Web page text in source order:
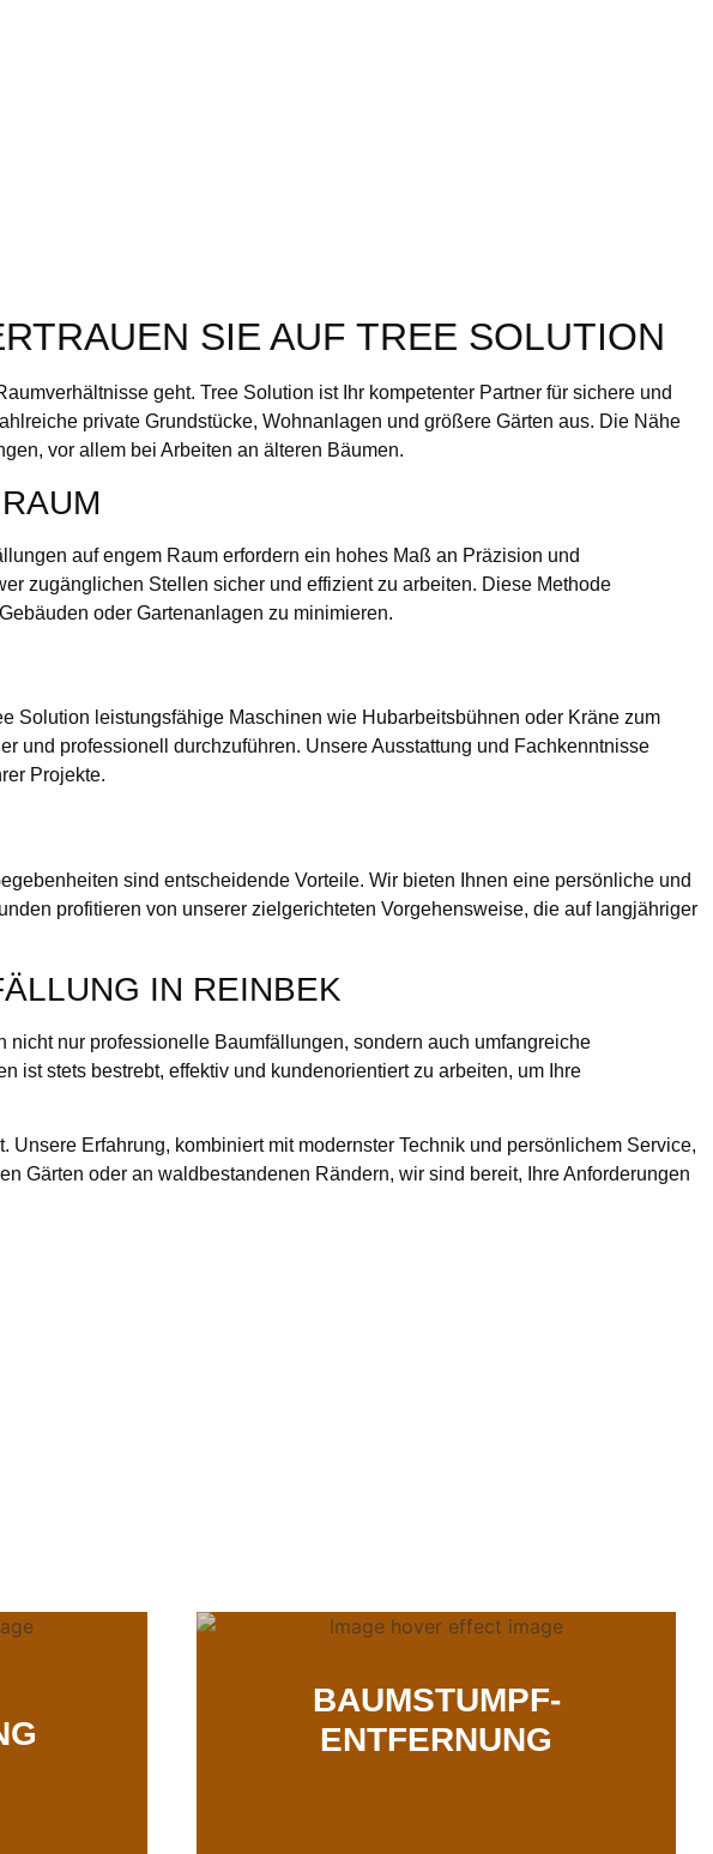
SIE AUF TREE SOLUTION
geht. Tree Solution ist Ihr kompetenter Partner für sichere und
private Grundstücke, Wohnanlagen und größere Gärten aus. Die Nähe
vor allem bei Arbeiten an älteren Bäumen.
auf engem Raum erfordern ein hohes Maß an Präzision und
zugänglichen Stellen sicher und effizient zu arbeiten. Diese Methode
oder Gartenanlagen zu minimieren.
Solution leistungsfähige Maschinen wie Hubarbeitsbühnen oder Kräne zum
und professionell durchzuführen. Unsere Ausstattung und Fachkenntnisse
Projekte.
sind entscheidende Vorteile. Wir bieten Ihnen eine persönliche und
profitieren von unserer zielgerichteten Vorgehensweise, die auf langjähriger
IN REINBEK
nur professionelle Baumfällungen, sondern auch umfangreiche
ist stets bestrebt, effektiv und kundenorientiert zu arbeiten, um Ihre
Erfahrung, kombiniert mit modernster Technik und persönlichem Service,
Gärten oder an waldbestandenen Rändern, wir sind bereit, Ihre Anforderungen
BAUMSTUMPF-
ENTFERNUNG